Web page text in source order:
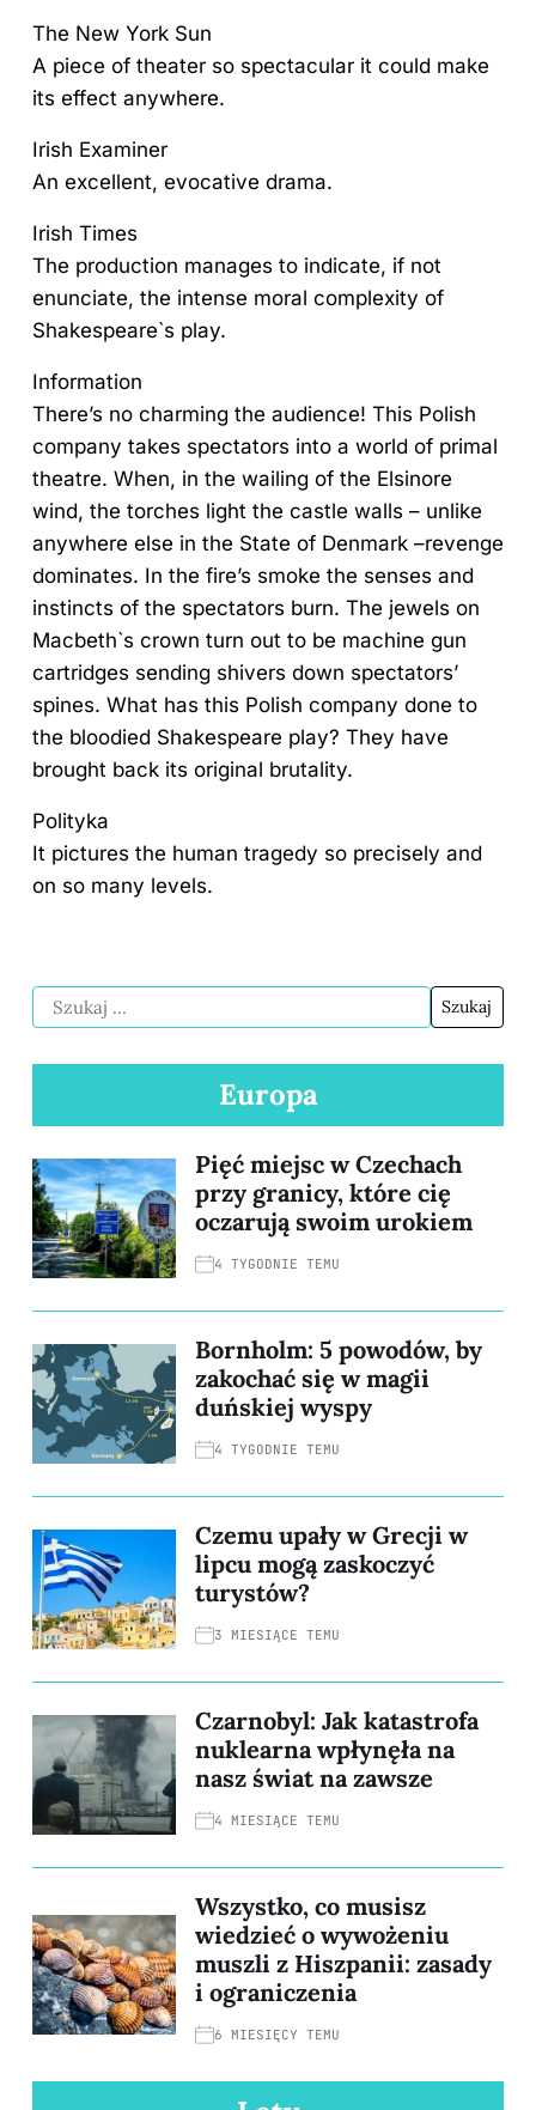
The New York Sun
A piece of theater so spectacular it could make
its effect anywhere.
Irish Examiner
An excellent, evocative drama.
Irish Times
The production manages to indicate, if not
enunciate, the intense moral complexity of
Shakespeare`s play.
Information
There’s no charming the audience! This Polish
company takes spectators into a world of primal
theatre. When, in the wailing of the Elsinore
wind, the torches light the castle walls – unlike
anywhere else in the State of Denmark –revenge
dominates. In the fire’s smoke the senses and
instincts of the spectators burn. The jewels on
Macbeth`s crown turn out to be machine gun
cartridges sending shivers down spectators’
spines. What has this Polish company done to
the bloodied Shakespeare play? They have
brought back its original brutality.
Polityka
It pictures the human tragedy so precisely and
on so many levels.
Europa
Pięć miejsc w Czechach
przy granicy, które cię
oczarują swoim urokiem
4 TYGODNIE TEMU
Bornholm: 5 powodów, by
zakochać się w magii
duńskiej wyspy
4 TYGODNIE TEMU
Czemu upały w Grecji w
lipcu mogą zaskoczyć
turystów?
3 MIESIĄCE TEMU
Czarnobyl: Jak katastrofa
nuklearna wpłynęła na
nasz świat na zawsze
4 MIESIĄCE TEMU
Wszystko, co musisz
wiedzieć o wywożeniu
muszli z Hiszpanii: zasady
i ograniczenia
6 MIESIĘCY TEMU